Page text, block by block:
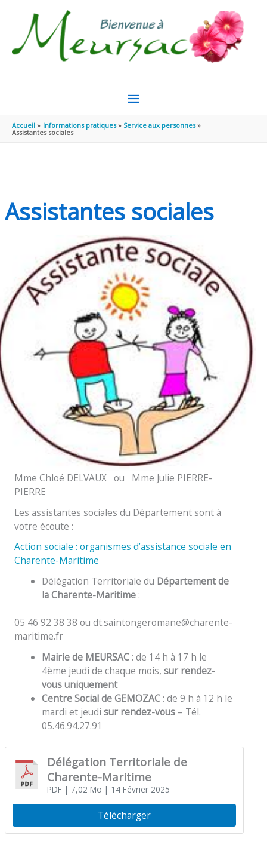
MENU
PRINCIPAL
Accueil Informations pratiques
Service aux personnes
Assistantes sociales
Assistantes sociales
Mme Chloé DELVAUX ou Mme Julie PIERRE-
PIERRE
Les assistantes sociales du Département sont à
votre écoute :
Action sociale : organismes d’assistance sociale en
Charente-Maritime
Délégation Territoriale du Département de
la Charente-Maritime :
05 46 92 38 38 ou dt.saintongeromane@charente-
maritime.fr
Mairie de MEURSAC : de 14 h à 17 h le
4ème jeudi de chaque mois,sur rendez-
vous uniquement
Centre Social de GEMOZAC : de 9 h à 12 h le
mardi et jeudisur rendez-vous – Tél.
05.46.94.27.91
Délégation Territoriale de
Charente-Maritime
PDF| 7,02 Mo | 14 Février 2025
Télécharger